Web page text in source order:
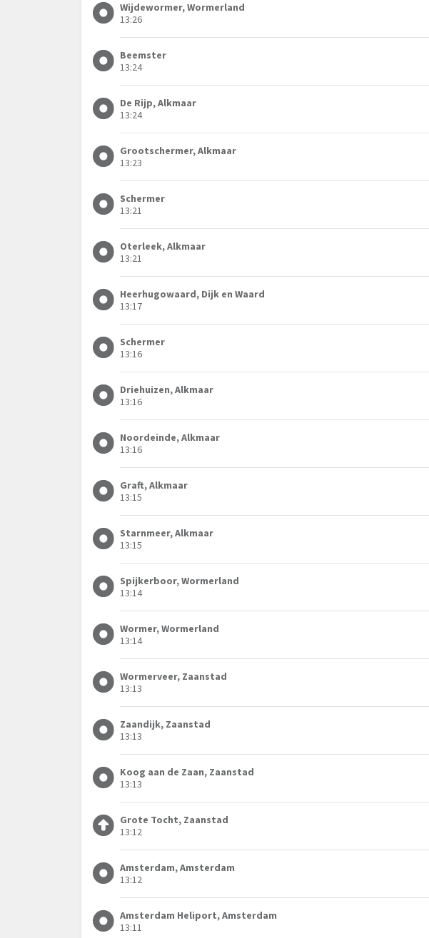
Wijdewormer, Wormerland
13:26
Beemster
13:24
De Rijp, Alkmaar
13:24
Grootschermer, Alkmaar
13:23
Schermer
13:21
Oterleek, Alkmaar
13:21
Heerhugowaard, Dijk en Waard
13:17
Schermer
13:16
Driehuizen, Alkmaar
13:16
Noordeinde, Alkmaar
13:16
Graft, Alkmaar
13:15
Starnmeer, Alkmaar
13:15
Spijkerboor, Wormerland
13:14
Wormer, Wormerland
13:14
Wormerveer, Zaanstad
13:13
Zaandijk, Zaanstad
13:13
Koog aan de Zaan, Zaanstad
13:13
Grote Tocht, Zaanstad
13:12
Amsterdam, Amsterdam
13:12
Amsterdam Heliport, Amsterdam
13:11